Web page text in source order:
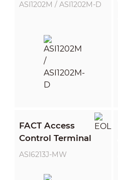
ASI1202M / ASI1202M-D
FACT Access
Control Terminal
ASI6213J-MW